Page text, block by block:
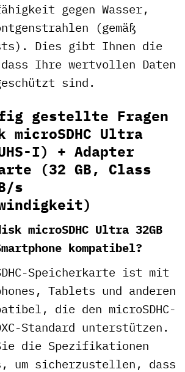
gegen Wasser,
(gemäß
Dies gibt Ihnen die
Ihre wertvollen Daten
sind.
gestellte Fragen
microSDHC Ultra
I) + Adapter
(32 GB, Class
s
microSDHC Ultra 32GB
kompatibel?
Speicherkarte ist mit
Tablets und anderen
die den microSDHC-
Standard unterstützen.
die Spezifikationen
um sicherzustellen, dass